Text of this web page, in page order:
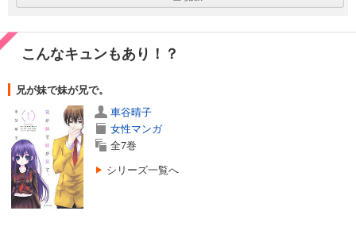
こんなキュンもあり！？
兄が妹で妹が兄で。
車谷晴子
女性マンガ
全7巻
シリーズ一覧へ